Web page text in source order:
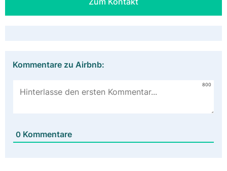
Kommentare zu Airbnb:
800
0 Kommentare